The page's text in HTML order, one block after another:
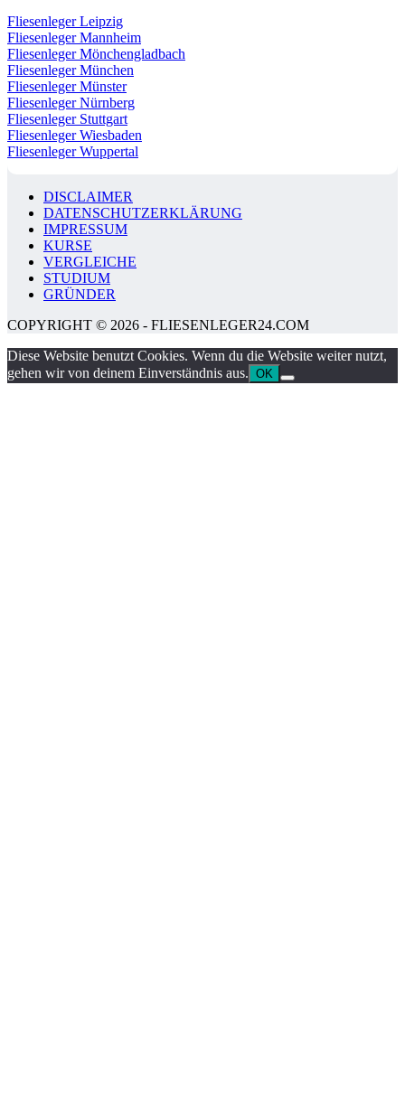
Fliesenleger Leipzig
Fliesenleger Mannheim
Fliesenleger Mönchengladbach
Fliesenleger München
Fliesenleger Münster
Fliesenleger Nürnberg
Fliesenleger Stuttgart
Fliesenleger Wiesbaden
Fliesenleger Wuppertal
DISCLAIMER
DATENSCHUTZERKLÄRUNG
IMPRESSUM
KURSE
VERGLEICHE
STUDIUM
GRÜNDER
COPYRIGHT © 2026 - FLIESENLEGER24.COM
Diese Website benutzt Cookies. Wenn du die Website weiter nutzt,
gehen wir von deinem Einverständnis aus. OK